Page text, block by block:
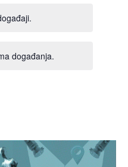
događanja.